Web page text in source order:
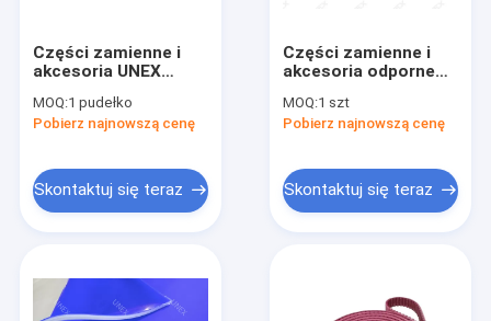
Części zamienne i
akcesoria UNEX
polerowania ceru do
szlifierki do szkła
MOQ:1 pudełko
Pobierz najnowszą cenę
Skontaktuj się teraz
Części zamienne i
akcesoria odporne
rozrządu do szlifierki
do szkła
MOQ:1 szt
Pobierz najnowszą cenę
Skontaktuj się teraz